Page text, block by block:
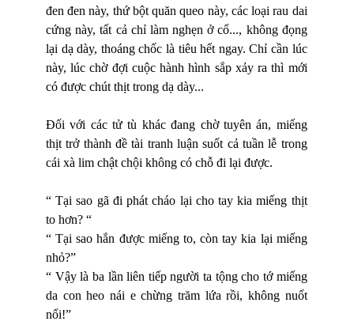
đen đen này, thứ bột quăn queo này, các loại rau dai
cứng này, tất cả chỉ làm nghẹn ở cổ..., không đọng
lại dạ dày, thoáng chốc là tiêu hết ngay. Chỉ cần lúc
này, lúc chờ đợi cuộc hành hình sắp xảy ra thì mới
có được chút thịt trong dạ dày...
Đối với các tử tù khác đang chờ tuyên án, miếng
thịt trở thành đề tài tranh luận suốt cả tuần lễ trong
cái xà lim chật chội không có chỗ đi lại được.
“ Tại sao gã đi phát cháo lại cho tay kia miếng thịt
to hơn? “
“ Tại sao hắn được miếng to, còn tay kia lại miếng
nhỏ?”
“ Vậy là ba lần liên tiếp người ta tộng cho tớ miếng
da con heo nái e chừng trăm lứa rồi, không nuốt
nổi!”